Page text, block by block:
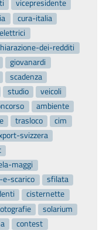
vicepresidente
cura-italia
dei-redditi
giovanardi
scadenza
studio
veicoli
ambiente
trasloco
cim
svizzera
maggi
e-scarico
sfilata
cisternette
solarium
contest